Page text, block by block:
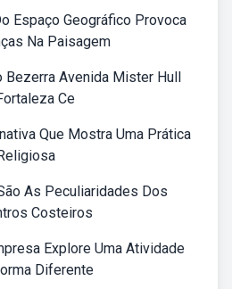
Espaço Geográfico Provoca
Na Paisagem
Bezerra Avenida Mister Hull
Ce
Que Mostra Uma Prática
As Peculiaridades Dos
Costeiros
Explore Uma Atividade
Diferente